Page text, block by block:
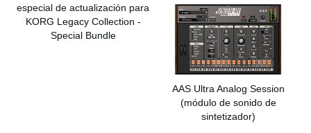
especial de actualización para
KORG Legacy Collection -
Special Bundle
AAS Ultra Analog Session
(módulo de sonido de
sintetizador)